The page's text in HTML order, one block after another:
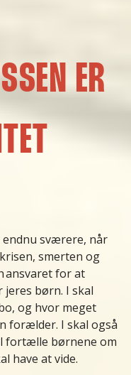
ER
sværere, når
smerten og
ansvaret for at
børn. I skal
og hvor meget
forælder. I skal også
fortælle børnene om
have at vide.